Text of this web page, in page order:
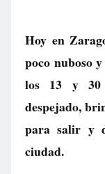
Hoy en
poco nuboso
los 13 y 30
despejado,
para salir y
ciudad.